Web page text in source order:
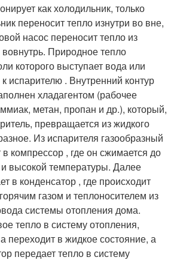
как холодильник, только
переносит тепло изнутри во вне,
насос переносит тепло из
Природное тепло
которого выступает вода или
испарителю . Внутренний контур
хладагентом (рабочее
метан, пропан и др.), который,
превращается из жидкого
Из испарителя газообразный
компрессор , где он сжимается до
высокой температуры. Далее
в конденсатор , где происходит
газом и теплоносителем из
системы отопления дома.
тепло в систему отопления,
переходит в жидкое состояние, а
передает тепло в систему